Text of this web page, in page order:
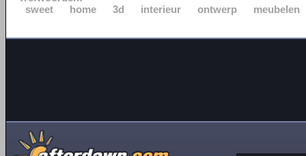
sweet
home 3d interieur ontwerp meubelen